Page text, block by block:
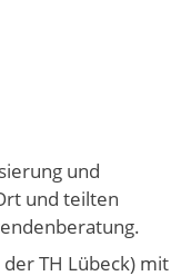
und
und teilten
TH Lübeck) mit